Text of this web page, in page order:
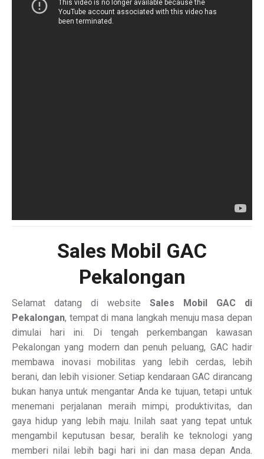
Sales Mobil GAC
Pekalongan
Selamat datang di website Sales Mobil GAC di
Pekalongan, tempat di mana langkah menuju masa depan
dimulai hari ini. Di tengah perkembangan kawasan
Pekalongan yang modern dan penuh peluang, GAC hadir
membawa inovasi mobilitas yang lebih cerdas, lebih
berani, dan lebih visioner. Setiap kendaraan GAC dirancang
bukan hanya untuk mengantar Anda ke tujuan, tetapi untuk
menemani perjalanan meraih mimpi, produktivitas, dan
gaya hidup yang lebih maju. Inilah saat yang tepat untuk
mengambil keputusan besar, beralih ke teknologi yang
memberi nilai lebih bagi hari ini dan masa depan Anda.